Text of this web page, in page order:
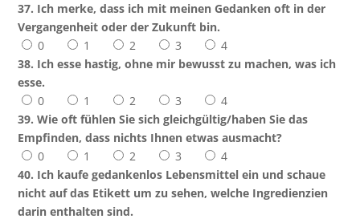
37. Ich merke, dass ich mit meinen Gedanken oft in der
Vergangenheit oder der Zukunft bin.
0
1 2 3
4
38. Ich esse hastig, ohne mir bewusst zu machen, was ich
esse.
0
1 2 3
4
39. Wie oft fühlen Sie sich gleichgültig/haben Sie das
Empfinden, dass nichts Ihnen etwas ausmacht?
0
1 2 3
4
40. Ich kaufe gedankenlos Lebensmittel ein und schaue
nicht auf das Etikett um zu sehen, welche Ingredienzien
darin enthalten sind.